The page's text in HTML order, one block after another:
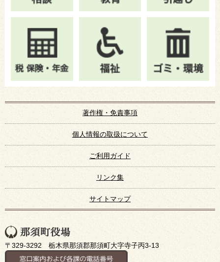
著作権・免責事項
個人情報の取扱について
ご利用ガイド
リンク集
サイトマップ
〒329-3292 栃木県那須郡那須町大字寺子丙3-13